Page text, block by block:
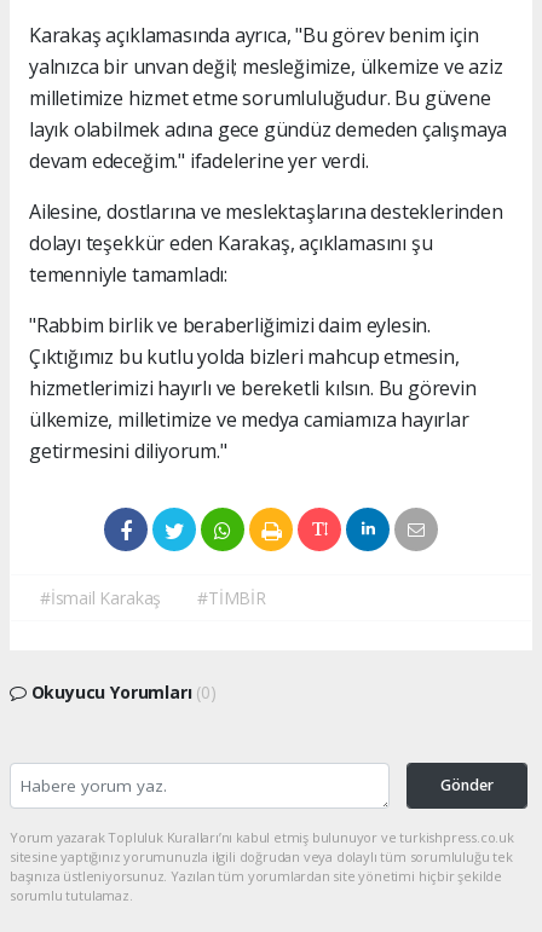
Karakaş açıklamasında ayrıca, "Bu görev benim için
yalnızca bir unvan değil; mesleğimize, ülkemize ve aziz
milletimize hizmet etme sorumluluğudur. Bu güvene
layık olabilmek adına gece gündüz demeden çalışmaya
devam edeceğim." ifadelerine yer verdi.
Ailesine, dostlarına ve meslektaşlarına desteklerinden
dolayı teşekkür eden Karakaş, açıklamasını şu
temenniyle tamamladı:
"Rabbim birlik ve beraberliğimizi daim eylesin.
Çıktığımız bu kutlu yolda bizleri mahcup etmesin,
hizmetlerimizi hayırlı ve bereketli kılsın. Bu görevin
ülkemize, milletimize ve medya camiamıza hayırlar
getirmesini diliyorum."
#İsmail Karakaş #TİMBİR
Okuyucu Yorumları (0)
Gönder
Yorum yazarak Topluluk Kuralları’nı kabul etmiş bulunuyor ve turkishpress.co.uk
sitesine yaptığınız yorumunuzla ilgili doğrudan veya dolaylı tüm sorumluluğu tek
başınıza üstleniyorsunuz. Yazılan tüm yorumlardan site yönetimi hiçbir şekilde
sorumlu tutulamaz.